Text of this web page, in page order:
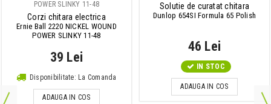
Corzi chitara electrica
Ernie Ball 2220 NICKEL WOUND
POWER SLINKY 11-48
39 Lei
Disponibilitate: La Comanda
ADAUGA IN COS
Solutie de curatat chitara
Dunlop 654SI Formula 65 Polish
46 Lei
IN STOC
ADAUGA IN COS